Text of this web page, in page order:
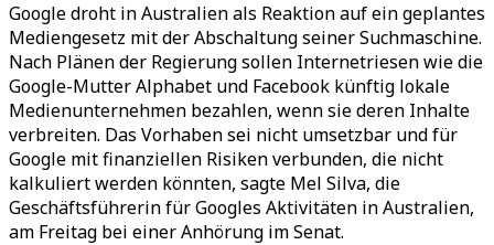
Google droht in Australien als Reaktion auf ein geplantes
Mediengesetz mit der Abschaltung seiner Suchmaschine.
Nach Plänen der Regierung sollen Internetriesen wie die
Google-Mutter Alphabet und Facebook künftig lokale
Medienunternehmen bezahlen, wenn sie deren Inhalte
verbreiten. Das Vorhaben sei nicht umsetzbar und für
Google mit finanziellen Risiken verbunden, die nicht
kalkuliert werden könnten, sagte Mel Silva, die
Geschäftsführerin für Googles Aktivitäten in Australien,
am Freitag bei einer Anhörung im Senat.